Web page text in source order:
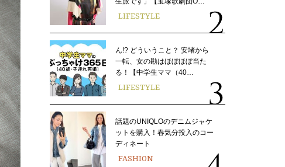
LIFESTYLE
ん!? どういうこと？ 安堵から
一転、女の勘はほぼほぼ当た
る！【中学生ママ（40…
LIFESTYLE
話題のUNIQLOのデニムジャケ
ットを購入！春気分投入のコー
ディネート
FASHION